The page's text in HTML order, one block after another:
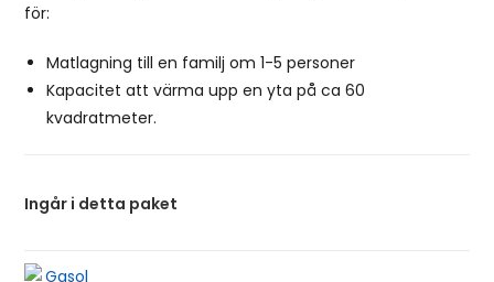
för:
Matlagning till en familj om 1-5 personer
Kapacitet att värma upp en yta på ca 60
kvadratmeter.
Ingår i detta paket